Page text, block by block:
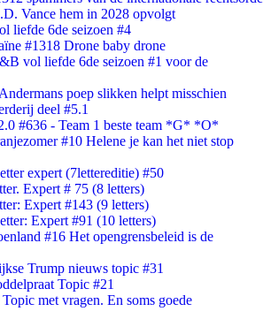
Vance hem in 2028 opvolgt
liefde 6de seizoen #4
#1318 Drone baby drone
vol liefde 6de seizoen #1 voor de
poep slikken helpt misschien
deel #5.1
#636 - Team 1 beste team *G* *O*
#10 Helene je kan het niet stop
expert (7lettereditie) #50
Expert # 75 (8 letters)
Expert #143 (9 letters)
Expert #91 (10 letters)
#16 Het opengrensbeleid is de
Trump nieuws topic #31
Topic #21
met vragen. En soms goede